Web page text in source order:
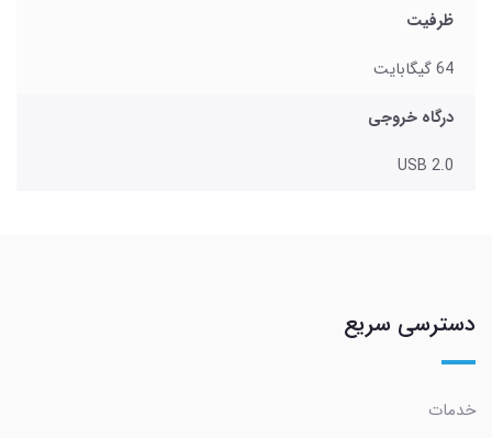
ظرفیت
64 گیگابایت
درگاه خروجی
USB 2.0
دسترسی سریع
خدمات